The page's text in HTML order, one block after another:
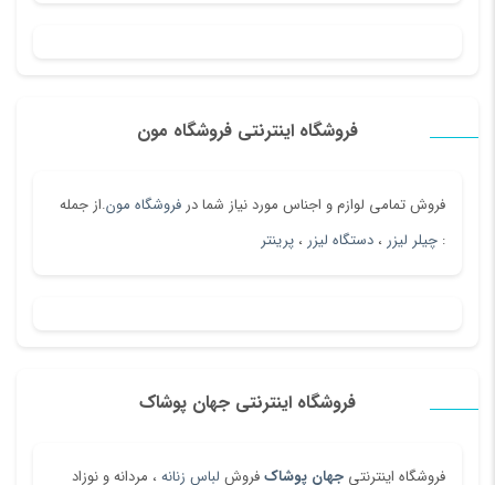
فروشگاه اینترنتی فروشگاه مون
فروش تمامی لوازم و اجناس مورد نیاز شما در فروشگاه مون.از جمله
: چیلر لیزر ، دستگاه لیزر ، پرینتر
فروشگاه اینترنتی جهان پوشاک
فروشگاه اینترنتی جهان پوشاکفروش لباس زنانه ، مردانه و نوزاد